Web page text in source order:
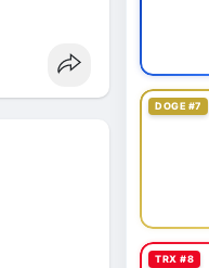
cứng ngay
DOGE #7
TRX #8